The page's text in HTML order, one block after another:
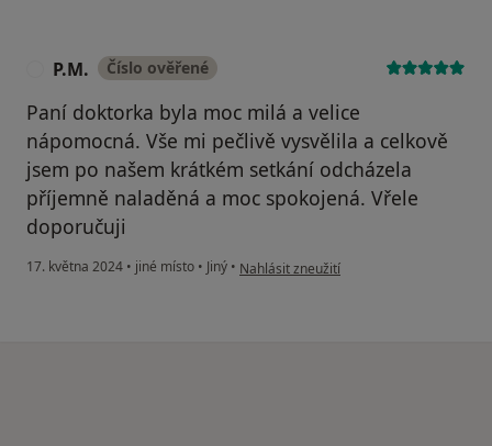
P.M. Číslo ověřené
Paní doktorka byla moc milá a velice
nápomocná. Vše mi pečlivě vysvělila a celkově
jsem po našem krátkém setkání odcházela
příjemně naladěná a moc spokojená. Vřele
doporučuji
17. května 2024 • jiné místo • Jiný • podle názoru uživatele P.M.
Nahlásit zneužití